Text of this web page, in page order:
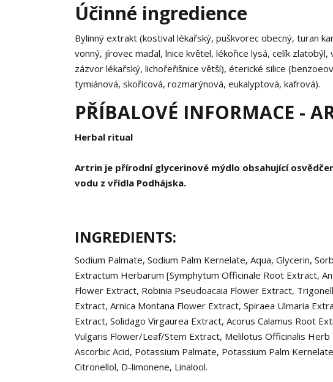
Účinné ingredience
Bylinný extrakt (kostival lékařský, puškvorec obecný, turan
vonný, jírovec maďal, lnice květel, lékořice lysá, celík
zázvor lékařský, lichořeřišnice větší), éterické silice
tymiánová, skořicová, rozmarýnová, eukalyptová, kafrová).
PŘÍBALOVÉ INFORMACE -
Herbal ritual
Artrin je přírodní glycerinové mýdlo obsahující
vodu z vřídla Podhájska.
INGREDIENTS:
Sodium Palmate, Sodium Palm Kernelate, Aqua, Glycerin,
Extractum Herbarum [Symphytum Officinale Root Extract,
Flower Extract, Robinia Pseudoacaia Flower Extract,
Extract, Arnica Montana Flower Extract, Spiraea Ulmaria
Extract, Solidago Virgaurea Extract, Acorus Calamus Root
Vulgaris Flower/Leaf/Stem Extract, Melilotus Officinalis
Ascorbic Acid, Potassium Palmate, Potassium Palm
Citronellol, D-limonene, Linalool.